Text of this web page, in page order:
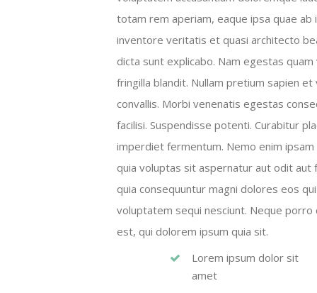
totam rem aperiam, eaque ipsa quae ab
inventore veritatis et quasi architecto
dicta sunt explicabo. Nam egestas
fringilla blandit. Nullam pretium sapien et
convallis. Morbi venenatis egestas
facilisi. Suspendisse potenti. Curabitur
imperdiet fermentum. Nemo enim
quia voluptas sit aspernatur aut odit aut
quia consequuntur magni dolores eos
voluptatem sequi nesciunt. Neque porro
est, qui dolorem ipsum quia sit.
Lorem ipsum dolor sit
amet